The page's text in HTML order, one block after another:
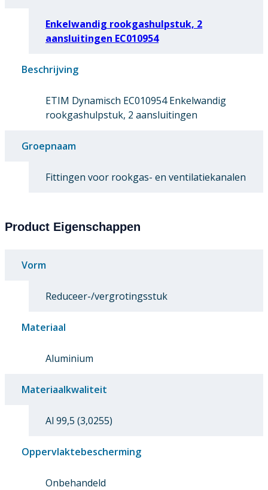
Enkelwandig rookgashulpstuk, 2
aansluitingen EC010954
Beschrijving
ETIM Dynamisch EC010954 Enkelwandig
rookgashulpstuk, 2 aansluitingen
Groepnaam
Fittingen voor rookgas- en ventilatiekanalen
Product Eigenschappen
Vorm
Reduceer-/vergrotingsstuk
Materiaal
Aluminium
Materiaalkwaliteit
Al 99,5 (3,0255)
Oppervlaktebescherming
Onbehandeld